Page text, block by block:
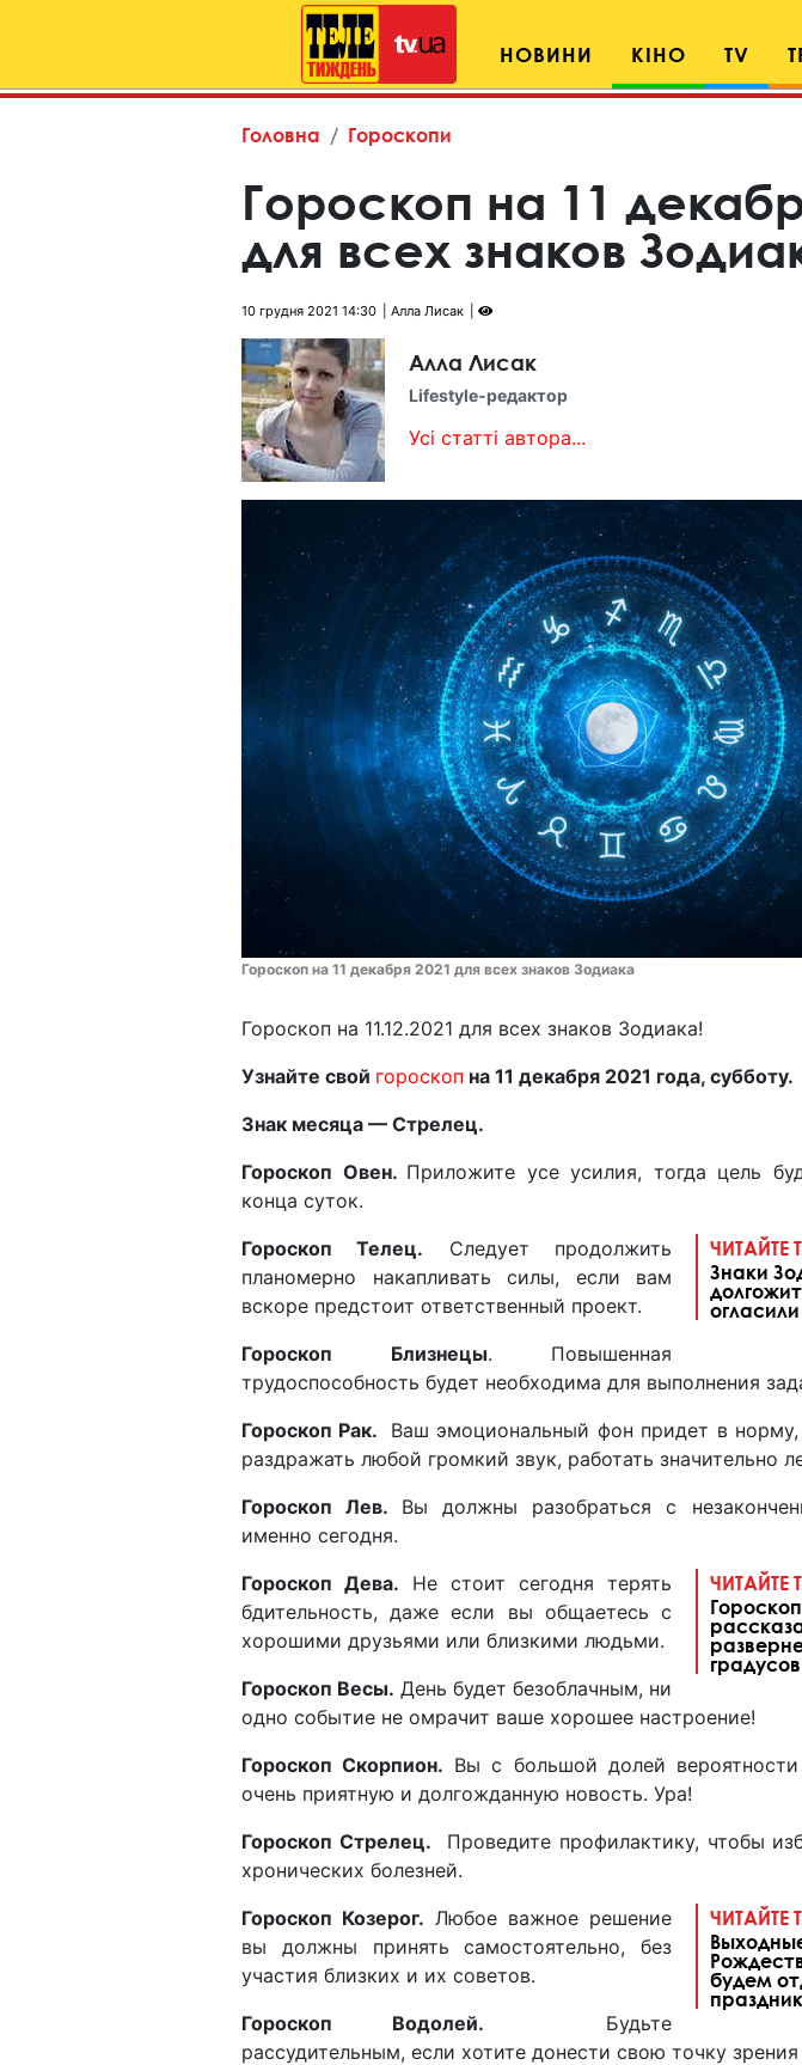
НОВИНИ КІНО TV
Головна Гороскопи
Гороскоп на 11
для всех знаков
10 грудня 2021 14:30 Алла Лисак
Алла Лисак
Lifestyle-редактор
Усі статті автора...
Гороскоп на 11 декабря 2021 для всех знаков Зодиака
Гороскоп на 11.12.2021 для всех знаков Зодиака!
Узнайте свой гороскоп на 11 декабря 2021 года, субботу.
Знак месяца — Стрелец.
Гороскоп Овен. Приложите усе усилия, тогда цель
конца суток.
ЧИТАЙТЕ
Знаки
Гороскоп Телец. Следует продолжить
планомерно накапливать силы, если вам
вскоре предстоит ответственный проект.
Гороскоп Близнецы. Повышенная
трудоспособность будет необходима для выполнения
Гороскоп Рак.
Ваш эмоциональный фон придет в норму,
раздражать любой громкий звук, работать значительно
Гороскоп Лев. Вы должны разобраться с
именно сегодня.
ЧИТАЙТЕ
градусов
Гороскоп Дева. Не стоит сегодня терять
бдительность, даже если вы общаетесь с
хорошими друзьями или близкими людьми.
Гороскоп Весы. День будет безоблачным, ни
одно событие не омрачит ваше хорошее настроение!
Гороскоп Скорпион. Вы с большой долей вероятности
очень приятную и долгожданную новость. Ура!
Гороскоп Стрелец. Проведите профилактику, чтобы
хронических болезней.
ЧИТАЙТЕ
будем
Гороскоп Козерог. Любое важное решение
вы должны принять самостоятельно, без
участия близких и их советов.
Гороскоп Водолей.
Будьте
рассудительным, если хотите донести свою точку